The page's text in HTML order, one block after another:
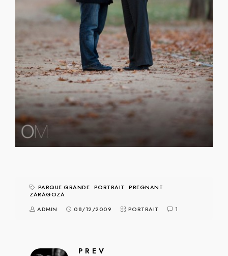
PARQUE GRANDE PORTRAIT
PREGNANT
ZARAGOZA
ADMIN
08/12/2009 PORTRAIT 1
PREV